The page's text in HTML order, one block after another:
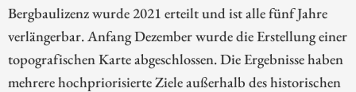
Bergbaulizenz wurde 2021 erteilt und ist alle fünf Jahre
verlängerbar. Anfang Dezember wurde die Erstellung einer
topografischen Karte abgeschlossen. Die Ergebnisse haben
mehrere hochpriorisierte Ziele außerhalb des historischen